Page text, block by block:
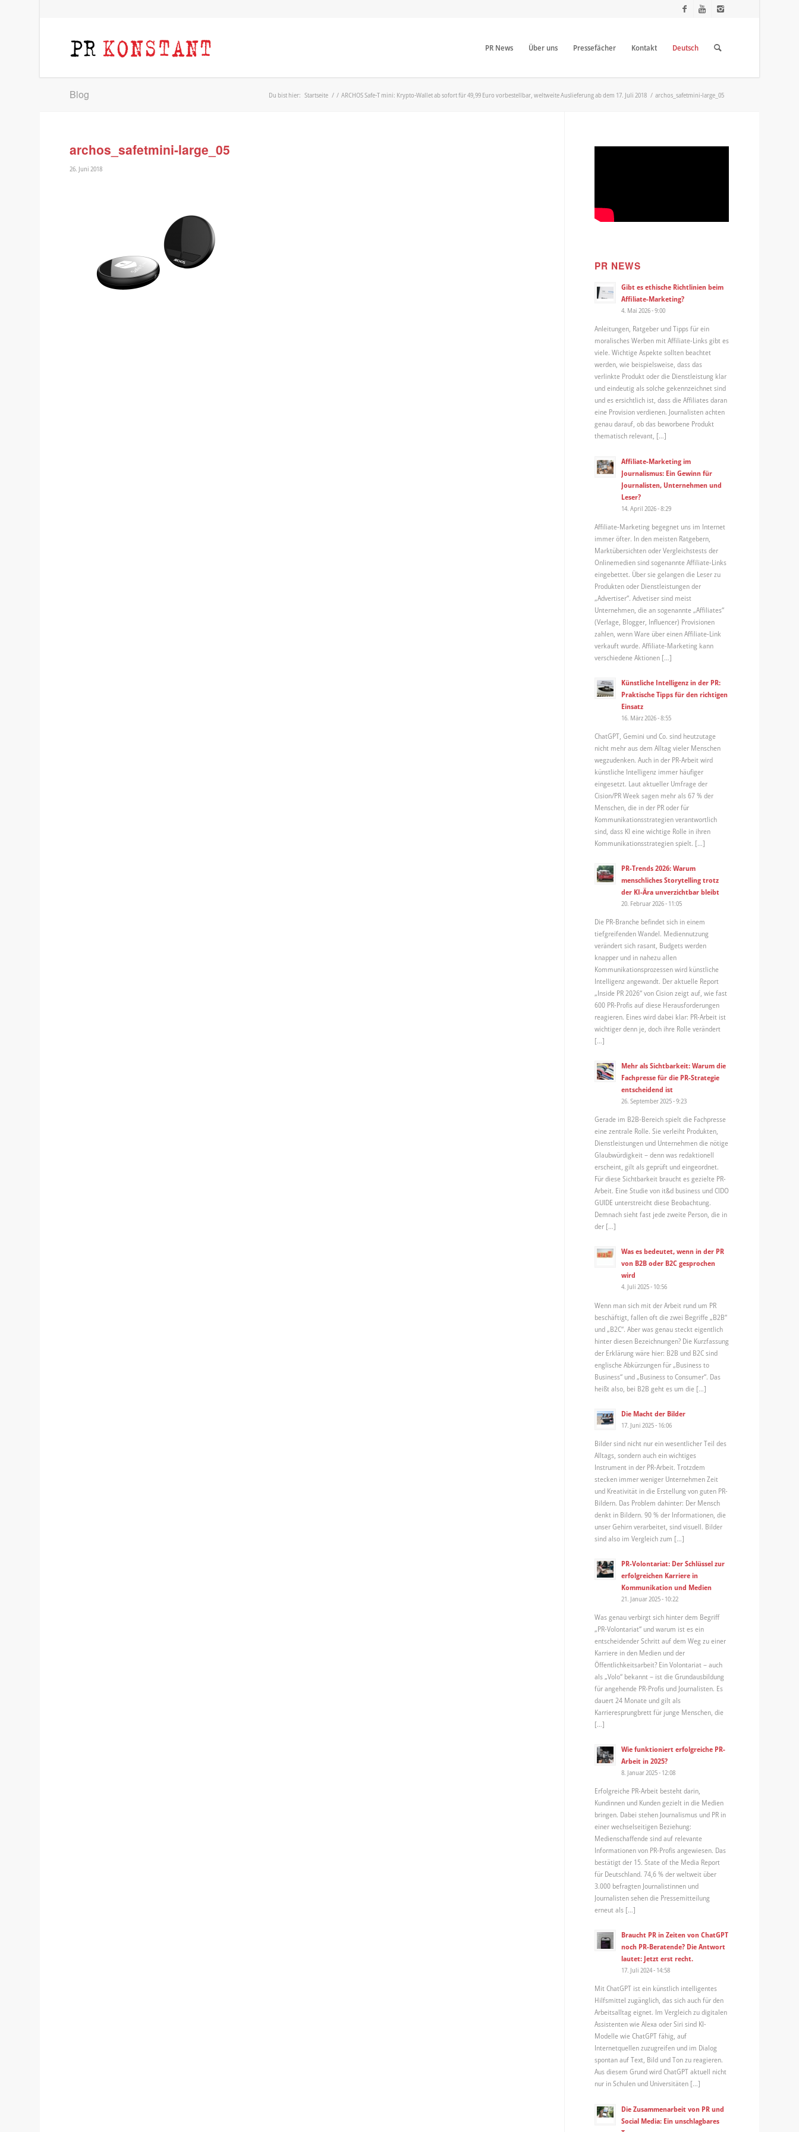
PR News Über uns Pressefächer Kontakt Deutsch
Blog Du bist hier: Startseite / / ARCHOS Safe-T mini: Krypto-Wallet ab sofort für 49,99 Euro vorbestellbar, weltweite Auslieferung ab dem 17. Juli 2018 / archos_safetmini-large_05
archos_safetmini-large_05
26. Juni 2018
PR NEWS
Gibt es ethische Richtlinien beim
Affiliate-Marketing?
4. Mai 2026 - 9:00
Anleitungen, Ratgeber und Tipps für ein
moralisches Werben mit Affiliate-Links gibt es
viele. Wichtige Aspekte sollten beachtet
werden, wie beispielsweise, dass das
verlinkte Produkt oder die Dienstleistung klar
und eindeutig als solche gekennzeichnet sind
und es ersichtlich ist, dass die Affiliates daran
eine Provision verdienen. Journalisten achten
genau darauf, ob das beworbene Produkt
thematisch relevant, […]
Affiliate-Marketing im
Journalismus: Ein Gewinn für
Journalisten, Unternehmen und
Leser?
14. April 2026 - 8:29
Affiliate-Marketing begegnet uns im Internet
immer öfter. In den meisten Ratgebern,
Marktübersichten oder Vergleichstests der
Onlinemedien sind sogenannte Affiliate-Links
eingebettet. Über sie gelangen die Leser zu
Produkten oder Dienstleistungen der
„Advertiser“. Advetiser sind meist
Unternehmen, die an sogenannte „Affiliates“
(Verlage, Blogger, Influencer) Provisionen
zahlen, wenn Ware über einen Affiliate-Link
verkauft wurde. Affiliate-Marketing kann
verschiedene Aktionen […]
Künstliche Intelligenz in der PR:
Praktische Tipps für den richtigen
Einsatz
16. März 2026 - 8:55
ChatGPT, Gemini und Co. sind heutzutage
nicht mehr aus dem Alltag vieler Menschen
wegzudenken. Auch in der PR-Arbeit wird
künstliche Intelligenz immer häufiger
eingesetzt. Laut aktueller Umfrage der
Cision/PR Week sagen mehr als 67 % der
Menschen, die in der PR oder für
Kommunikationsstrategien verantwortlich
sind, dass KI eine wichtige Rolle in ihren
Kommunikationsstrategien spielt. […]
PR-Trends 2026: Warum
menschliches Storytelling trotz
der KI-Ära unverzichtbar bleibt
20. Februar 2026 - 11:05
Die PR-Branche befindet sich in einem
tiefgreifenden Wandel. Mediennutzung
verändert sich rasant, Budgets werden
knapper und in nahezu allen
Kommunikationsprozessen wird künstliche
Intelligenz angewandt. Der aktuelle Report
„Inside PR 2026“ von Cision zeigt auf, wie fast
600 PR-Profis auf diese Herausforderungen
reagieren. Eines wird dabei klar: PR-Arbeit ist
wichtiger denn je, doch ihre Rolle verändert
[…]
Mehr als Sichtbarkeit: Warum die
Fachpresse für die PR-Strategie
entscheidend ist
26. September 2025 - 9:23
Gerade im B2B-Bereich spielt die Fachpresse
eine zentrale Rolle. Sie verleiht Produkten,
Dienstleistungen und Unternehmen die nötige
Glaubwürdigkeit – denn was redaktionell
erscheint, gilt als geprüft und eingeordnet.
Für diese Sichtbarkeit braucht es gezielte PR-
Arbeit. Eine Studie von it&d business und CIDO
GUIDE unterstreicht diese Beobachtung.
Demnach sieht fast jede zweite Person, die in
der […]
Was es bedeutet, wenn in der PR
von B2B oder B2C gesprochen
wird
4. Juli 2025 - 10:56
Wenn man sich mit der Arbeit rund um PR
beschäftigt, fallen oft die zwei Begriffe „B2B“
und „B2C“. Aber was genau steckt eigentlich
hinter diesen Bezeichnungen? Die Kurzfassung
der Erklärung wäre hier: B2B und B2C sind
englische Abkürzungen für „Business to
Business“ und „Business to Consumer“. Das
heißt also, bei B2B geht es um die […]
Die Macht der Bilder
17. Juni 2025 - 16:06
Bilder sind nicht nur ein wesentlicher Teil des
Alltags, sondern auch ein wichtiges
Instrument in der PR-Arbeit. Trotzdem
stecken immer weniger Unternehmen Zeit
und Kreativität in die Erstellung von guten PR-
Bildern. Das Problem dahinter: Der Mensch
denkt in Bildern. 90 % der Informationen, die
unser Gehirn verarbeitet, sind visuell. Bilder
sind also im Vergleich zum […]
PR-Volontariat: Der Schlüssel zur
erfolgreichen Karriere in
Kommunikation und Medien
21. Januar 2025 - 10:22
Was genau verbirgt sich hinter dem Begriff
„PR-Volontariat“ und warum ist es ein
entscheidender Schritt auf dem Weg zu einer
Karriere in den Medien und der
Öffentlichkeitsarbeit? Ein Volontariat – auch
als „Volo“ bekannt – ist die Grundausbildung
für angehende PR-Profis und Journalisten. Es
dauert 24 Monate und gilt als
Karrieresprungbrett für junge Menschen, die
[…]
Wie funktioniert erfolgreiche PR-
Arbeit in 2025?
8. Januar 2025 - 12:08
Erfolgreiche PR-Arbeit besteht darin,
Kundinnen und Kunden gezielt in die Medien
bringen. Dabei stehen Journalismus und PR in
einer wechselseitigen Beziehung:
Medienschaffende sind auf relevante
Informationen von PR-Profis angewiesen. Das
bestätigt der 15. State of the Media Report
für Deutschland. 74,6 % der weltweit über
3.000 befragten Journalistinnen und
Journalisten sehen die Pressemitteilung
erneut als […]
Braucht PR in Zeiten von ChatGPT
noch PR-Beratende? Die Antwort
lautet: Jetzt erst recht.
17. Juli 2024 - 14:58
Mit ChatGPT ist ein künstlich intelligentes
Hilfsmittel zugänglich, das sich auch für den
Arbeitsalltag eignet. Im Vergleich zu digitalen
Assistenten wie Alexa oder Siri sind KI-
Modelle wie ChatGPT fähig, auf
Internetquellen zuzugreifen und im Dialog
spontan auf Text, Bild und Ton zu reagieren.
Aus diesem Grund wird ChatGPT aktuell nicht
nur in Schulen und Universitäten […]
Die Zusammenarbeit von PR und
Social Media: Ein unschlagbares